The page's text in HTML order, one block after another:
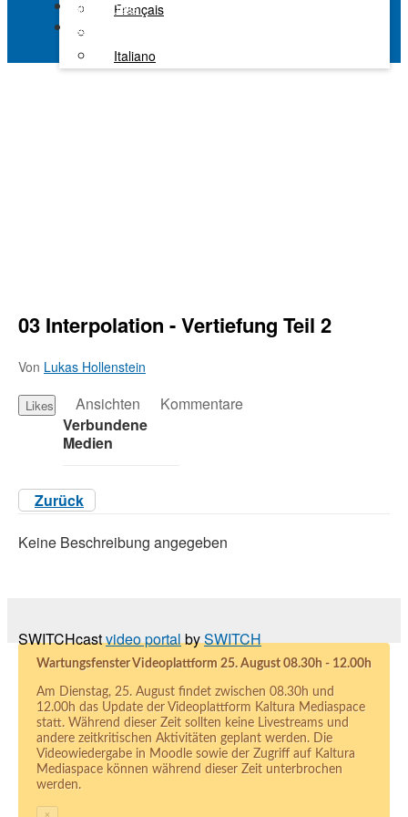
Français
Italiano
Alle Kanäle
Kaltura Learning
03 Interpolation - Vertiefung Teil 2
Von Lukas Hollenstein
Likes Ansichten
Kommentare
Verbundene
Medien
Zurück
Keine Beschreibung angegeben
SWITCHcastvideo portalbySWITCH
Wartungsfenster Videoplattform 25. August 08.30h - 12.00h
Am Dienstag, 25. August findet zwischen 08.30h und
12.00h das Update der Videoplattform Kaltura Mediaspace
statt. Während dieser Zeit sollten keine Livestreams und
andere zeitkritischen Aktivitäten geplant werden. Die
Videowiedergabe in Moodle sowie der Zugriff auf Kaltura
Mediaspace können während dieser Zeit unterbrochen
werden.
×